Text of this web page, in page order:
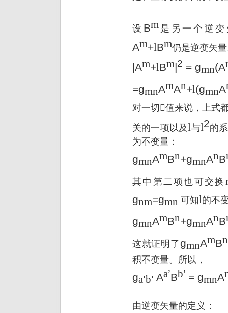
设 Bm是另一个逆
Am+lBm仍是逆变矢
|Am+lBm|2 = gmn(A
=gmnAmAn+l(gmnA
对一切 值来说，上式
关的一项以及l与l2的
为不变量：
gmnAmBn+gmnAnB
其中第二项也可交换
gnm=gmn 可知l的不
gmnAmBn+gmnAnB
这就证明了gmnAmBn
积不变量。所以，
ga’b’ Aa’Bb’ = gmnA
由逆变矢量的定义：